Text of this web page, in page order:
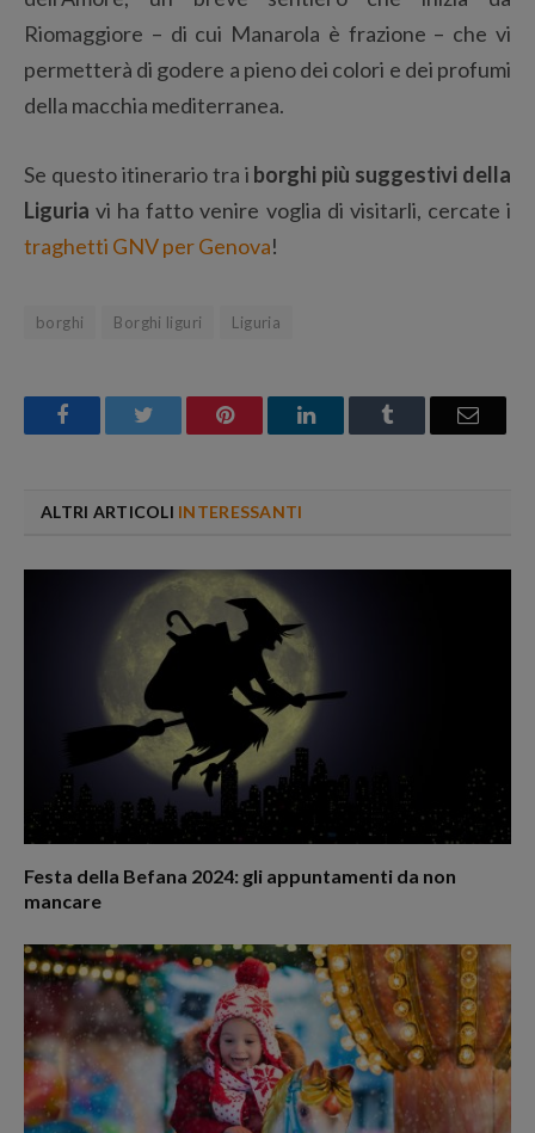
Riomaggiore – di cui Manarola è frazione – che vi
permetterà di godere a pieno dei colori e dei profumi
della macchia mediterranea.
Se questo itinerario tra i borghi più suggestivi della
Liguria vi ha fatto venire voglia di visitarli, cercate i
traghetti GNV per Genova!
borghi Borghi liguri Liguria
FacebookTwitter Pinterest LinkedInTumblr Email
ALTRI ARTICOLI INTERESSANTI
Festa della Befana 2024: gli appuntamenti da non
mancare